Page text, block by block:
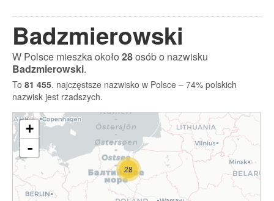
Badzmierowski
W Polsce mieszka około28osób o nazwisku
Badzmierowski.
To 81 455. najczęstsze nazwisko w Polsce – 74% polskich
nazwisk jest rzadszych.
28
+
-